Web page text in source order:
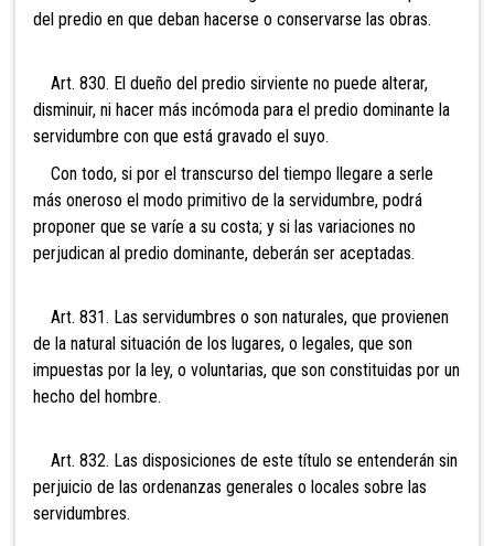
del predio en que deban hacerse o conservarse las obras.
Art. 830. El dueño del predio sirviente no puede alterar,
disminuir, ni hacer más incómoda para el predio dominante la
servidumbre con que está gravado el suyo.
Con todo, si por el transcurso del tiempo llegare a serle
más oneroso el modo primitivo de la servidumbre, podrá
proponer que se varíe a su costa; y si las variaciones no
perjudican al predio dominante, deberán ser aceptadas.
Art. 831. Las servidumbres o son naturales, que provienen
de la natural situación de los lugares, o legales, que son
impuestas por la ley, o voluntarias, que son constituidas por un
hecho del hombre.
Art. 832. Las disposiciones de este título se entenderán sin
perjuicio de las ordenanzas generales o locales sobre las
servidumbres.